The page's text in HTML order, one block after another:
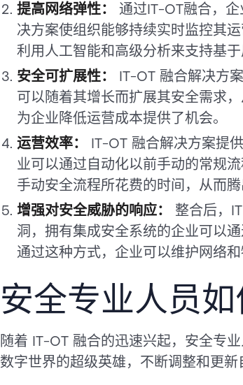
提高网络弹性： 通过IT-OT融合，
决方案使组织能够持续实时监控其
利用人工智能和高级分析来支持基
安全可扩展性： IT-OT 融合解决方
可以随着其增长而扩展其安全需求
为企业降低运营成本提供了机会。
运营效率： IT-OT 融合解决方案提
业可以通过自动化以前手动的常规
手动安全流程所花费的时间，从而
增强对安全威胁的响应： 整合后，
洞，拥有集成安全系统的企业可以
通过这种方式，企业可以维护网络
安全专业人员如
随着 IT-OT 融合的迅速兴起，安全专
数字世界的超级英雄，不断调整和更新